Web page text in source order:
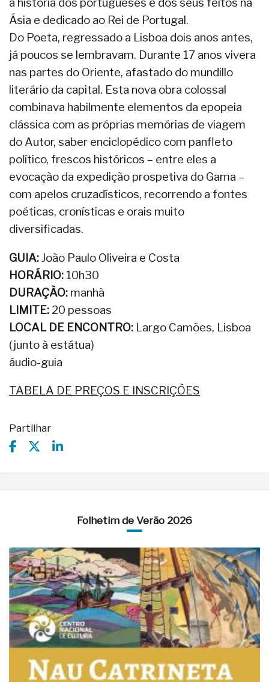
Ásia e dedicado ao Rei de Portugal.
Do Poeta, regressado a Lisboa dois anos antes,
já poucos se lembravam. Durante 17 anos vivera
nas partes do Oriente, afastado do mundillo
literário da capital. Esta nova obra colossal
combinava habilmente elementos da epopeia
clássica com as próprias memórias de viagem
do Autor, saber enciclopédico com panfleto
político, frescos históricos – entre eles a
evocação da expedição prospetiva do Gama –
com apelos cruzadísticos, recorrendo a fontes
poéticas, cronísticas e orais muito
diversificadas.
GUIA:João Paulo Oliveira e Costa
HORÁRIO: 10h30
DURAÇÃO: manhã
LIMITE: 20 pessoas
LOCAL DE ENCONTRO: Largo Camões, Lisboa
(junto à estátua)
áudio-guia
TABELA DE PREÇOS E INSCRIÇÕES
Partilhar
Folhetim de Verão 2026